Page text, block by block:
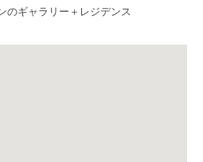
のギャラリー＋レジデンス